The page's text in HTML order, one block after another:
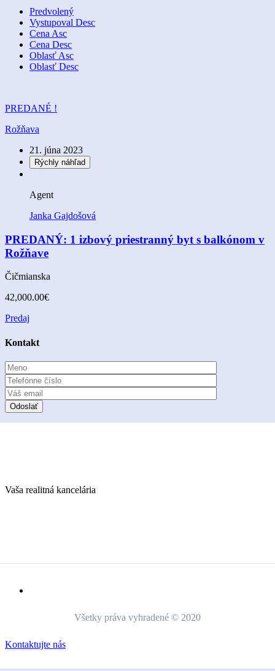
Predvolený
Vystupoval Desc
Cena Asc
Cena Desc
Oblasť Asc
Oblasť Desc
PREDANÉ !
Rožňava
21. júna 2023
Rýchly náhľad
Agent
Janka Gajdošová
PREDANÝ: 1 izbový priestranný byt s balkónom v
Rožňave
Čičmianska
42,000.00€
Predaj
Kontakt
Vaša realitná kancelária
Všetky práva vyhradené © 2020
Kontaktujte nás